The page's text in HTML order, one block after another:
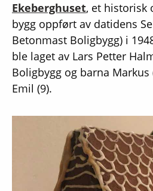
Ekeberghuset, et historisk
bygg oppført av datidens
Betonmast Boligbygg) i
ble laget av Lars Petter
Boligbygg og barna Markus
Emil (9).